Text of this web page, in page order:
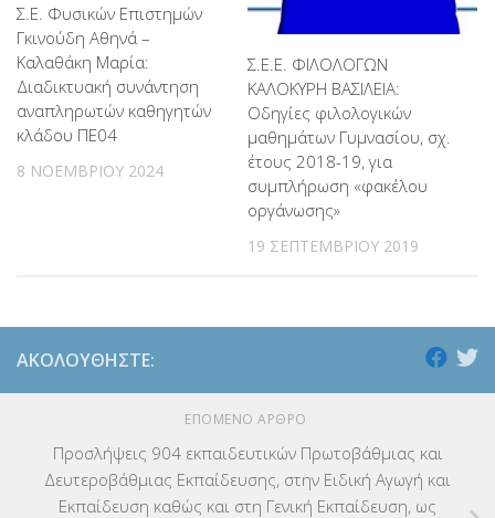
Σ.Ε. Φυσικών Επιστημών
Γκινούδη Αθηνά –
Καλαθάκη Μαρία:
Διαδικτυακή συνάντηση
αναπληρωτών καθηγητών
κλάδου ΠΕ04
8 ΝΟΕΜΒΡΊΟΥ 2024
Σ.Ε.Ε. ΦΙΛΟΛΟΓΩΝ
ΚΑΛΟΚΥΡΗ ΒΑΣΙΛΕΙΑ:
Οδηγίες φιλολογικών
μαθημάτων Γυμνασίου, σχ.
έτους 2018-19, για
συμπλήρωση «φακέλου
οργάνωσης»
19 ΣΕΠΤΕΜΒΡΊΟΥ 2019
ΑΚΟΛΟΥΘΉΣΤΕ:
ΕΠΌΜΕΝΟ ΆΡΘΡΟ
Προσλήψεις 904 εκπαιδευτικών Πρωτοβάθμιας και
Δευτεροβάθμιας Εκπαίδευσης, στην Ειδική Αγωγή και
Εκπαίδευση καθώς και στη Γενική Εκπαίδευση, ως